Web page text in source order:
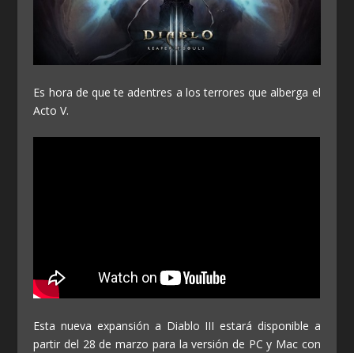
Es hora de que te adentres a los terrores que alberga el
Acto V.
Esta nueva expansión a Diablo III estará disponible a
partir del 28 de marzo para la versión de PC y Mac con